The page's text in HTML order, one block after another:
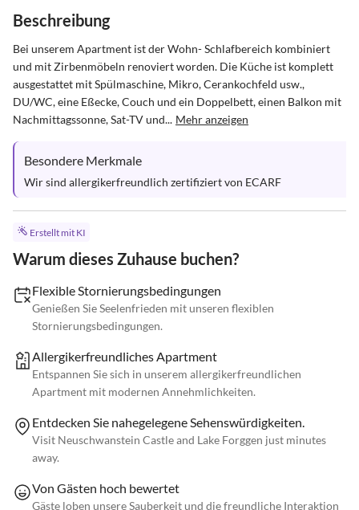
Beschreibung
Bei unserem Apartment ist der Wohn- Schlafbereich kombiniert
und mit Zirbenmöbeln renoviert worden. Die Küche ist komplett
ausgestattet mit Spülmaschine, Mikro, Cerankochfeld usw.,
DU/WC, eine Eßecke, Couch und ein Doppelbett, einen Balkon mit
Nachmittagssonne, Sat-TV und... Mehr anzeigen
Besondere Merkmale
Wir sind allergikerfreundlich zertifiziert von ECARF
Erstellt mit KI
Warum dieses Zuhause buchen?
Flexible Stornierungsbedingungen
Genießen Sie Seelenfrieden mit unseren flexiblen
Stornierungsbedingungen.
Allergikerfreundliches Apartment
Entspannen Sie sich in unserem allergikerfreundlichen
Apartment mit modernen Annehmlichkeiten.
Entdecken Sie nahegelegene Sehenswürdigkeiten.
Visit Neuschwanstein Castle and Lake Forggen just minutes
away.
Von Gästen hoch bewertet
Gäste loben unsere Sauberkeit und die freundliche Interaktion